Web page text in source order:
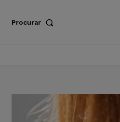
Procurar